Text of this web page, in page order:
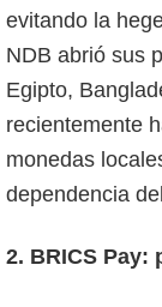
evitando la
NDB abrió sus
Egipto,
recientemente
monedas
dependencia
2. BRICS Pay: